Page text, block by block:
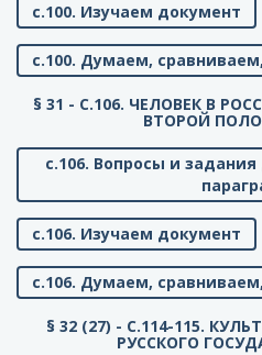
с.100. Изучаем документ
с.100. Думаем,
§ 31 - C.106. ЧЕЛОВЕК В
ВТОРОЙ
с.106. Вопросы и
с.106. Изучаем документ
с.106. Думаем,
§ 32 (27) - C.114-115.
РУССКОГО